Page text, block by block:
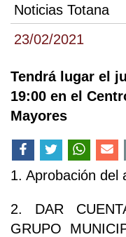
23/02/2021
Noticias Totana
Tendrá lugar el
19:00 en el
Mayores
1. Aprobación del
2. DAR
GRUPO